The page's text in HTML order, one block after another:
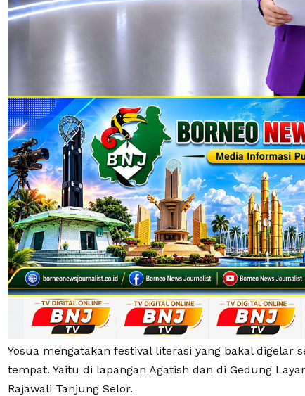
Yosua mengatakan festival literasi yang bakal digelar
tempat. Yaitu di lapangan Agatish dan di Gedung
Rajawali Tanjung Selor.